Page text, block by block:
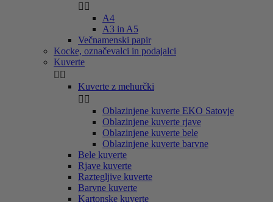
 
A4
A3 in A5
Večnamenski papir
Kocke, označevalci in podajalci
Kuverte
 
Kuverte z mehurčki
 
Oblazinjene kuverte EKO Satovje
Oblazinjene kuverte rjave
Oblazinjene kuverte bele
Oblazinjene kuverte barvne
Bele kuverte
Rjave kuverte
Raztegljive kuverte
Barvne kuverte
Kartonske kuverte